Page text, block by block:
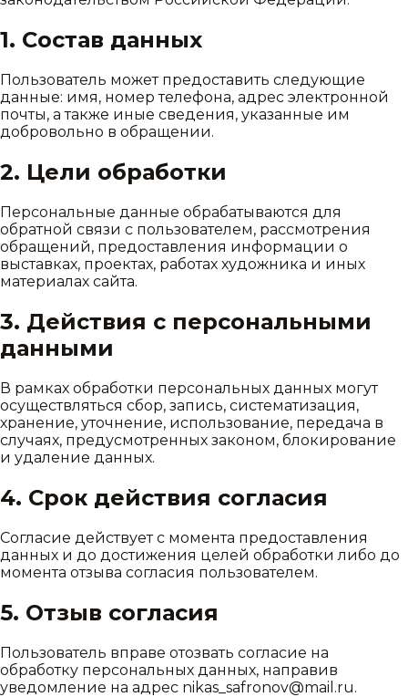
1. Состав данных
Пользователь может предоставить следующие
данные: имя, номер телефона, адрес электронной
почты, а также иные сведения, указанные им
добровольно в обращении.
2. Цели обработки
Персональные данные обрабатываются для
обратной связи с пользователем, рассмотрения
обращений, предоставления информации о
выставках, проектах, работах художника и иных
материалах сайта.
3. Действия с персональными
данными
В рамках обработки персональных данных могут
осуществляться сбор, запись, систематизация,
хранение, уточнение, использование, передача в
случаях, предусмотренных законом, блокирование
и удаление данных.
4. Срок действия согласия
Согласие действует с момента предоставления
данных и до достижения целей обработки либо до
момента отзыва согласия пользователем.
5. Отзыв согласия
Пользователь вправе отозвать согласие на
обработку персональных данных, направив
уведомление на адрес nikas_safronov@mail.ru.